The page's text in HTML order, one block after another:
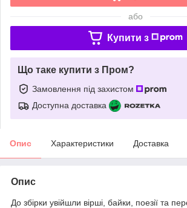
або
Купити з
Що таке купити з Пром?
Замовлення під захистом
Доступна доставка
Опис Характеристики Доставка
Опис
До збірки увійшли вірші, байки, поезії та